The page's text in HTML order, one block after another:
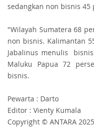
sedangkan non bisnis 45
"Wilayah Sumatera 68
non bisnis. Kalimantan
Jabalinus menulis
Maluku Papua 72
bisnis.
Pewarta : Darto
Editor : Vienty Kumala
Copyright © ANTARA 2025